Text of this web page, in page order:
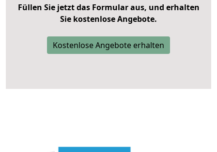
Füllen Sie jetzt das Formular aus, und erhalten
Sie kostenlose Angebote.
Kostenlose Angebote erhalten